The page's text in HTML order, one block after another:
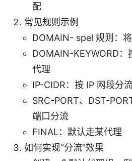
配
常见规则示例
DOMAIN- spel 规则：
DOMAIN-KEYWORD：
代理
IP-CIDR：按 IP 网段分
SRC-PORT、DST-
端口分流
FINAL：默认走某代理
如何实现“分流”效果